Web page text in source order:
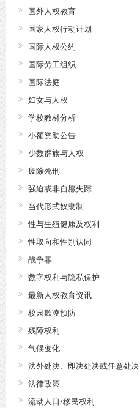
国外人权教育
国家人权行动计划
国际人权公约
国际劳工组织
国际法庭
妇女与人权
学校教材分析
小额资助公告
少数群族与人权
废除死刑
强迫或非自愿失踪
当代形式奴隶制
性与生殖健康及权利
性取向和性别认同
战争罪
数字权利与隐私保护
最新人权教育资讯
校园欺凌预防
残障权利
气候变化
法外处决、即决处决或任意处决
法律政策
流动人口/移民权利